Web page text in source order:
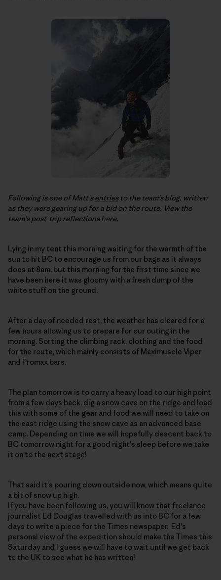
Following is one of Matt'sentriesto the team's blog, written
as they were gearing up for a bid on the route. View the
team's post-trip reflectionshere.
Lying in my tent this morning waiting for the warmth of the
sun to hit BC to encourage us from our bags as it always
does at 8am, but this morning for the first time since we
have been here it was gloomy with a fresh dump of the
white stuff on the ground.
After a day of needed rest, the weather has cleared for a
few hours allowing us to prepare for our outing in the
morning. Sorting the climbing rack, clothing and the food
for the route, which mainly consists of Maximuscle Viper
and Promax bars.
The plan tomorrow is to carry a heavy load to our high point
from a few days back, dig a snow cave on the ridge and load
this with some of the gear and food we will need to take on
the east ridge using the snow cave as an advanced base
camp. Depending on time we will hopefully descent back to
BC tomorrow night for a good night's sleep before we take
it on to the next stage!
That said it's pouring down outside now, which means quite
a bit of snow up high.
If you have been following us, you will know that freelance
journalist Ed Douglas travelled with us into BC for a few
days to write a piece for the Times newspaper. Ed's
personal view of the expedition should make the Times this
Saturday and I guess we will have to wait until we get back
to the UK to see what he has written!